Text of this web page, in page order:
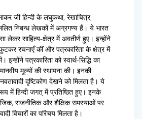
जी हिन्दी के लघुकथा, रेखाचित्र,
निबन्ध लेखकों में अग्रगण्य हैं। ये भारत
लेकर साहित्य-क्षेत्र में अवतीर्ण हुए। इन्होंने
रचनाएँ कीं और पत्रकारिता के क्षेत्र में
इन्होंने पत्रकारिता को स्वार्थ-सिद्धि का
मूल्यों की स्थापना की। इनकी
दृष्टिकोण देखने को मिलता है। ये
में हिन्दी जगत् में प्रतिष्ठित हुए। इनके
राजनीतिक और शैक्षिक समस्याओं पर
विचारों का परिचय मिलता है।